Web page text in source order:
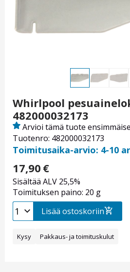
Whirlpool
482000032173
Tuotenro: 482000032173
Arvioi tämä tuote
Toimitusaika-arvio: 4-10
17,90 €
Sisältää ALV 25,5%
Toimituksen paino: 20 g
Lisää ostoskoriin
Kysy Pakkaus- ja toimituskulut